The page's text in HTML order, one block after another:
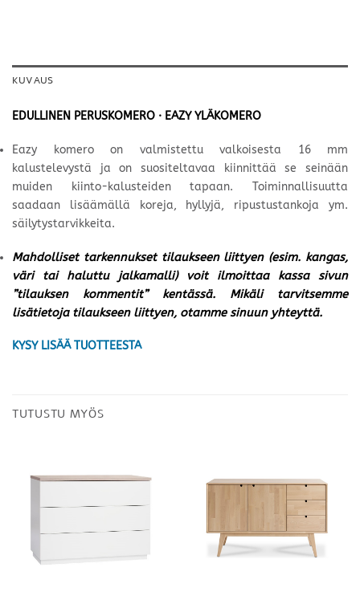
KUVAUS
EDULLINEN PERUSKOMERO · EAZY YLÄKOMERO
Eazy komero on valmistettu valkoisesta 16 mm
kalustelevystä ja on suositeltavaa kiinnittää se seinään
muiden kiinto-kalusteiden tapaan. Toiminnallisuutta
saadaan lisäämällä koreja, hyllyjä, ripustustankoja ym.
säilytystarvikkeita.
Mahdolliset tarkennukset tilaukseen liittyen (esim. kangas,
väri tai haluttu jalkamalli) voit ilmoittaa kassa sivun
”tilauksen kommentit” kentässä. Mikäli tarvitsemme
lisätietoja tilaukseen liittyen, otamme sinuun yhteyttä.
KYSY LISÄÄ TUOTTEESTA
TUTUSTU MYÖS